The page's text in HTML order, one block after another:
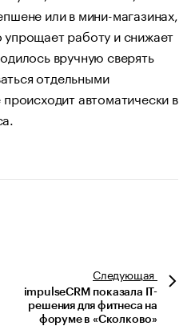
или в мини-магазинах,
работу и снижает
вручную сверять
отдельными
автоматически в
Следующая
impulseCRM показала IT-
решения для фитнеса на
форуме в «Сколково»